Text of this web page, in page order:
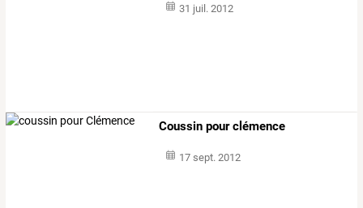
31 juil. 2012
Coussin pour clémence
17 sept. 2012